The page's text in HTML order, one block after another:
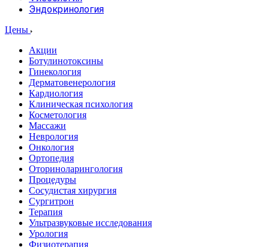
Эндокринология
Цены
Акции
Ботулинотоксины
Гинекология
Дерматовенерология
Кардиология
Клиническая психология
Косметология
Массажи
Неврология
Онкология
Ортопедия
Оториноларингология
Процедуры
Сосудистая хирургия
Сургитрон
Терапия
Ультразвуковые исследования
Урология
Физиотерапия